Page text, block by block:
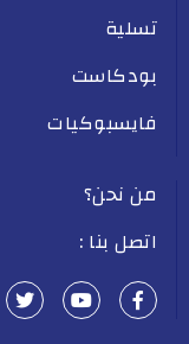
تسلية
بودكاست
فايسبوكيات
من نحن؟
اتصل بنا :